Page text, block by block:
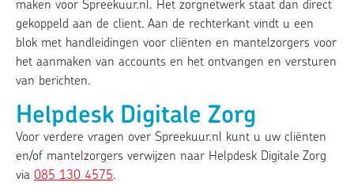
maken voor Spreekuur.nl. Het zorgnetwerk staat dan direct
gekoppeld aan de client. Aan de rechterkant vindt u een
blok met handleidingen voor cliënten en mantelzorgers voor
het aanmaken van accounts en het ontvangen en versturen
van berichten.
Helpdesk Digitale Zorg
Voor verdere vragen over Spreekuur.nl kunt u uw cliënten
en/of mantelzorgers verwijzen naar Helpdesk Digitale Zorg
via 085 130 4575.